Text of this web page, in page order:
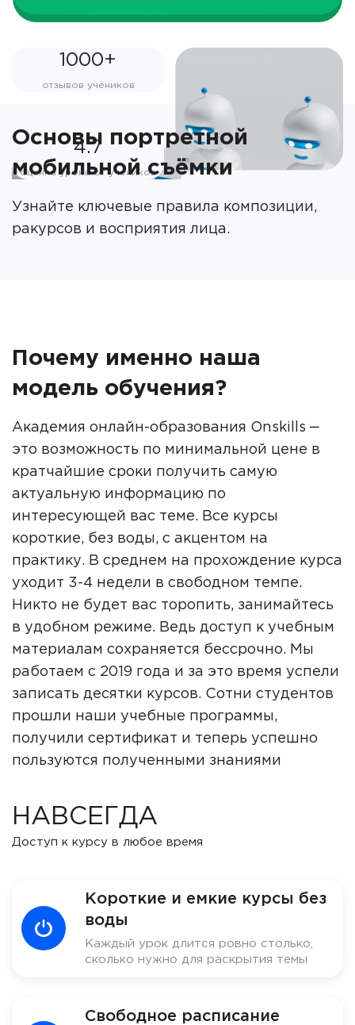
1000+
отзывов учеников
4.7
оценка урока от учеников
Основы портретной
мобильной съёмки
Узнайте ключевые правила композиции,
ракурсов и восприятия лица.
Почему именно наша
модель обучения?
Академия онлайн-образования Onskills ‒
это возможность по минимальной цене в
кратчайшие сроки получить самую
актуальную информацию по
интересующей вас теме. Все курсы
короткие, без воды, с акцентом на
практику. В среднем на прохождение курса
уходит 3-4 недели в свободном темпе.
Никто не будет вас торопить, занимайтесь
в удобном режиме. Ведь доступ к учебным
материалам сохраняется бессрочно. Мы
работаем с 2019 года и за это время успели
записать десятки курсов. Сотни студентов
прошли наши учебные программы,
получили сертификат и теперь успешно
пользуются полученными знаниями
НАВСЕГДА
Доступ к курсу в любое время
Короткие и емкие курсы без
воды
Каждый урок длится ровно столько,
сколько нужно для раскрытия темы
Свободное расписание